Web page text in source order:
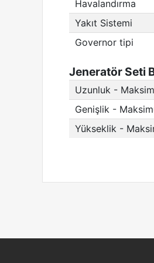
Havalandırma
Yakıt Sistemi
Governor tipi
Jeneratör Seti
Uzunluk -
Genişlik -
Yükseklik -